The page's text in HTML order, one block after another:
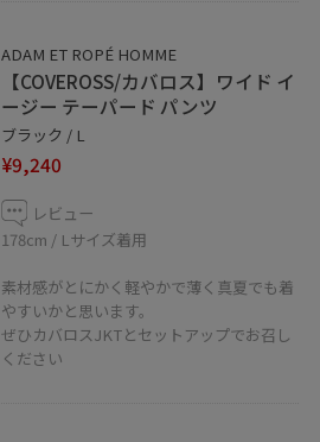
ADAM ET ROPÉ HOMME
【COVEROSS/カバロス】ワイド イ
ージー テーパード パンツ
ブラック / L
¥9,240
レビュー
178cm / Lサイズ着用
素材感がとにかく軽やかで薄く真夏でも着
やすいかと思います。
ぜひカバロスJKTとセットアップでお召し
ください